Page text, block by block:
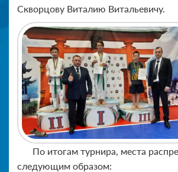
Скворцову Виталию Витальевичу.
По итогам турнира, места
следующим образом: